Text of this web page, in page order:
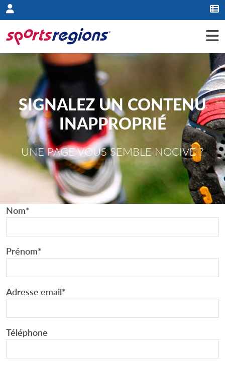
Panneau de gestion des cookies
SIGNALEZ UN CONTENU
INAPPROPRIÉ
UNE PAGE VOUS SEMBLE NOCIVE ?
Nom*
Prénom*
Adresse email*
Téléphone